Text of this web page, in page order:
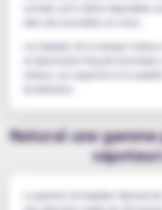
certains sont même disponibles
Les liquides de la marque
sérieux, son expertise et la
Natural une
La gamme d'e-liquides Natural de